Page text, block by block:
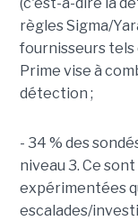
(c'est-à-dire la
règles Sigma/
fournisseurs tels
Prime vise à
détection ;
- 34 % des
niveau 3. Ce
expérimentées
escalades/